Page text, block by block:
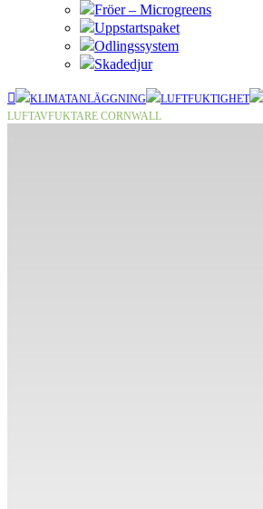
Fröer – Microgreens
Uppstartspaket
Odlingssystem
Skadedjur
KLIMATANLÄGGNING LUFTFUKTIGHET
LUFTAVFUKTARE CORNWALL